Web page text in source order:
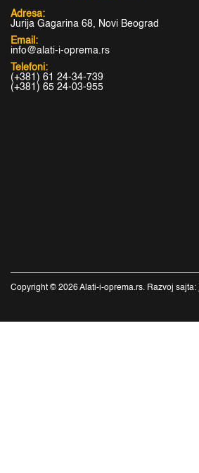
Adresa:
Jurija Gagarina 68, Novi Beograd
Email:
info@alati-i-oprema.rs
Telefoni:
(+381) 61 24-34-739
(+381) 65 24-03-955
Copyright © 2026 Alati-i-oprema.rs. Razvoj sajta: